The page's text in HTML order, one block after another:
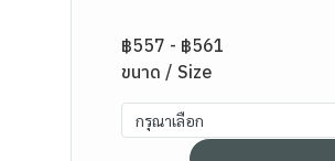
฿557 - ฿561
ขนาด / Size
กรุณาเลือก